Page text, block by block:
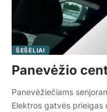
ŠEŠĖLIAI
Panevėžio
Panevėžiečiams
Elektros gatvės